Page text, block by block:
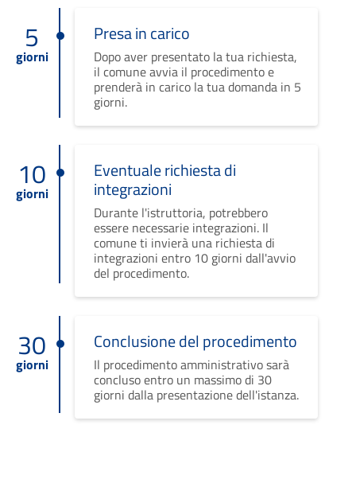
5
giorni
Presa in carico
Dopo aver presentato la tua richiesta,
il comune avvia il procedimento e
prenderà in carico la tua domanda in 5
giorni.
10
giorni
Eventuale richiesta di
integrazioni
Durante l'istruttoria, potrebbero
essere necessarie integrazioni. Il
comune ti invierà una richiesta di
integrazioni entro 10 giorni dall'avvio
del procedimento.
30
giorni
Conclusione del procedimento
Il procedimento amministrativo sarà
concluso entro un massimo di 30
giorni dalla presentazione dell'istanza.